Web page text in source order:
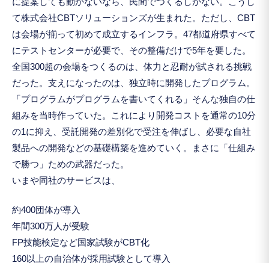
て株式会社CBTソリューションズが生まれた。ただし、CBT
は会場が揃って初めて成立するインフラ。47都道府県すべて
にテストセンターが必要で、その整備だけで5年を要した。
全国300超の会場をつくるのは、体力と忍耐が試される挑戦
だった。支えになったのは、独立時に開発したプログラム。
「プログラムがプログラムを書いてくれる」そんな独自の仕
組みを当時作っていた。これにより開発コストを通常の10分
の1に抑え、受託開発の差別化で受注を伸ばし、必要な自社
製品への開発などの基礎構築を進めていく。まさに「仕組み
で勝つ」ための武器だった。
いまや同社のサービスは、
約400団体が導入
年間300万人が受験
FP技能検定など国家試験がCBT化
160以上の自治体が採用試験として導入